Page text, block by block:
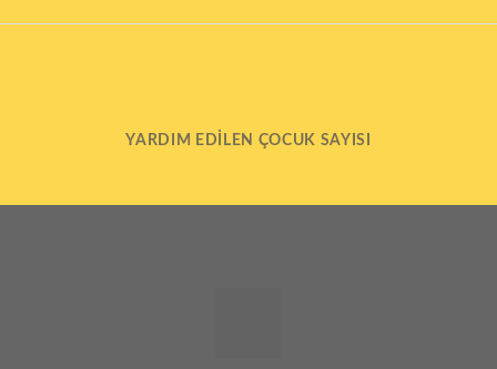
YARDIM EDILEN ÇOCUK SAYISI